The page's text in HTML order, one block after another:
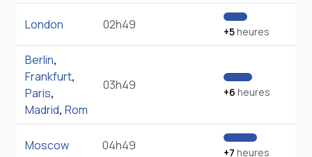
London 02h49 +5heures
Berlin,
Frankfurt
Paris,
Madrid
+6heures
Moscow 04h49 +7heures